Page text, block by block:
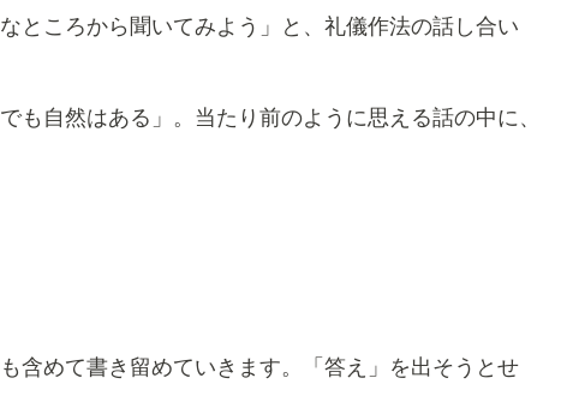
ところから聞いてみよう」と、礼儀作法の話し合い
自然はある」。当たり前のように思える話の中に、
含めて書き留めていきます。「答え」を出そうとせ